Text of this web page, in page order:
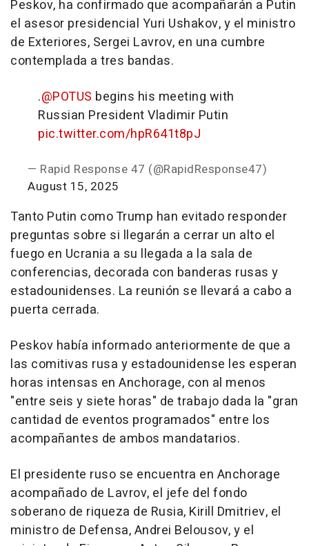
Peskov, ha confirmado que acompañarán a Putin
el asesor presidencial Yuri Ushakov, y el ministro
de Exteriores, Sergei Lavrov, en una cumbre
contemplada a tres bandas.
.@POTUS begins his meeting with
Russian President Vladimir Putin
pic.twitter.com/hpR641t8pJ
— Rapid Response 47 (@RapidResponse47)
August 15, 2025
Tanto Putin como Trump han evitado responder
preguntas sobre si llegarán a cerrar un alto el
fuego en Ucrania a su llegada a la sala de
conferencias, decorada con banderas rusas y
estadounidenses. La reunión se llevará a cabo a
puerta cerrada.
Peskov había informado anteriormente de que a
las comitivas rusa y estadounidense les esperan
horas intensas en Anchorage, con al menos
"entre seis y siete horas" de trabajo dada la "gran
cantidad de eventos programados" entre los
acompañantes de ambos mandatarios.
El presidente ruso se encuentra en Anchorage
acompañado de Lavrov, el jefe del fondo
soberano de riqueza de Rusia, Kirill Dmitriev, el
ministro de Defensa, Andrei Belousov, y el